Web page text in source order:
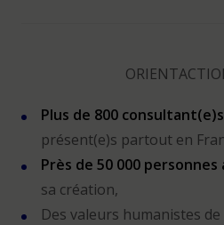
Plus de 800
présent(e)s partout en
Près de 50 000 personnes
sa création,
Des valeurs humanistes de